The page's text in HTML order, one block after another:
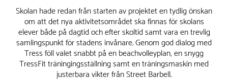
Skolan hade redan från starten av projektet en tydlig önskan
om att det nya aktivitetsområdet ska finnas för skolans
elever både på dagtid och efter skoltid samt vara en trevlig
samlingspunkt för stadens invånare. Genom god dialog med
Tress föll valet snabbt på en beachvolleyplan, en snygg
TressFit träningingsställning samt en träningsmaskin med
justerbara vikter från Street Barbell.